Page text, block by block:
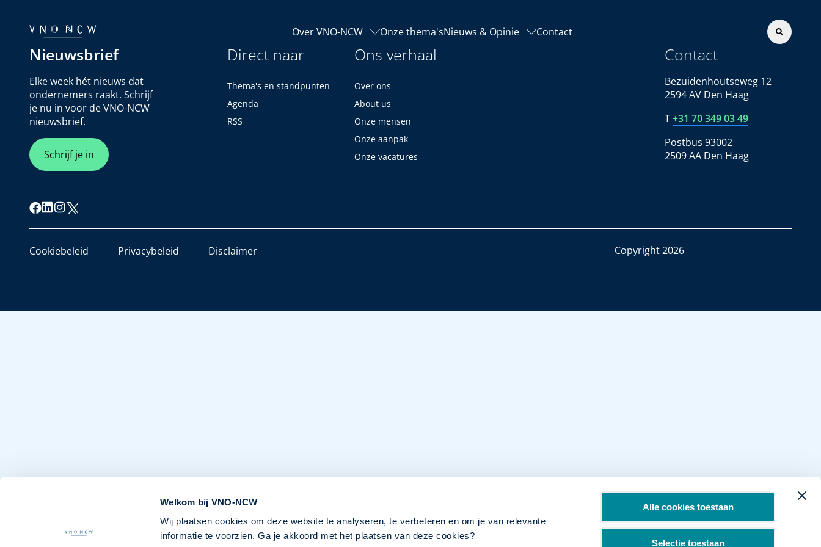
Welkom bij VNO-NCW
Wij plaatsen cookies om deze website te analyseren, te verbeteren en om je van relevante
informatie te voorzien. Ga je akkoord met het plaatsen van deze cookies?
Alle cookies toestaan
Selectie toestaan
Over VNO-NCW Onze thema'sNieuws & Opinie Contact
Nieuwsbrief
Elke week hét nieuws dat
ondernemers raakt. Schrijf
je nu in voor de VNO-NCW
nieuwsbrief.
Schrijf je in
Direct naar
Thema's en standpunten
Agenda
RSS
Ons verhaal
Over ons
About us
Onze mensen
Onze aanpak
Onze vacatures
Contact
Bezuidenhoutseweg 12
2594 AV Den Haag
T+31 70 349 03 49
Postbus 93002
2509 AA Den Haag
Cookiebeleid Privacybeleid Disclaimer Copyright 2026